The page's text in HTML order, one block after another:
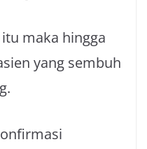
maka hingga
yang sembuh